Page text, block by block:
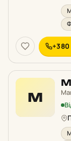
+380
М